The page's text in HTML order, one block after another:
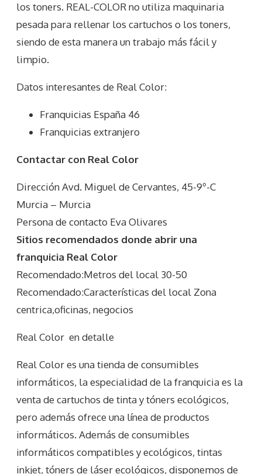
los toners. REAL-COLOR no utiliza maquinaria
pesada para rellenar los cartuchos o los toners,
siendo de esta manera un trabajo más fácil y
limpio.
Datos interesantes de Real Color:
Franquicias España 46
Franquicias extranjero
Contactar con Real Color
Dirección Avd. Miguel de Cervantes, 45-9º-C
Murcia – Murcia
Persona de contacto Eva Olivares
Sitios recomendados donde abrir una
franquicia Real Color
Recomendado:Metros del local 30-50
Recomendado:Características del local Zona
centrica,oficinas, negocios
Real Color en detalle
Real Color es una tienda de consumibles
informáticos, la especialidad de la franquicia es la
venta de cartuchos de tinta y tóners ecológicos,
pero además ofrece una línea de productos
informáticos. Además de consumibles
informáticos compatibles y ecológicos, tintas
inkjet, tóners de láser ecológicos, disponemos de